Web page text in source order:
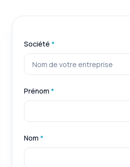
Société *
Prénom *
Nom *